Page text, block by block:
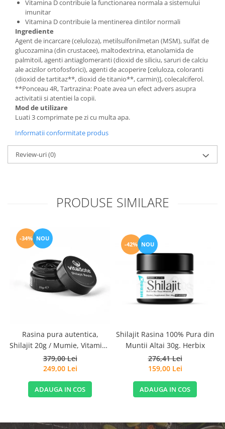
Vitamina D contribuie la functionarea normala a sistemului
imunitar
Vitamina D contribuie la mentinerea dintilor normali
Ingrediente
Agent de incarcare (celuloza), metilsulfonilmetan (MSM), sulfat de
glucozamina (din crustacee), maltodextrina, etanolamida de
palmitoil, agenti antiaglomeranti (dioxid de siliciu, saruri de calciu
ale acizilor ortofosforici), agenti de acoperire [celuloza, coloranti
(dioxid de tartitaz**, dioxid de titanio**, carmin)], colecalciferol.
**Ponceau 4R, Tartrazina: Poate avea un efect advers asupra
activitatii si atentiei la copii.
Mod de utilizare
Luati 3 comprimate pe zi cu multa apa.
Informatii conformitate produs
Review-uri(0)
PRODUSE SIMILARE
-34% NOU
Rasina pura autentica,
Shilajit 20g / Mumie, Vitamine
si Micronutrienti - Vitadote
379,00 Lei
249,00 Lei
ADAUGA IN COS
-42% NOU
Shilajit Rasina 100% Pura din
Muntii Altai 30g. Herbix
276,41 Lei
159,00 Lei
ADAUGA IN COS